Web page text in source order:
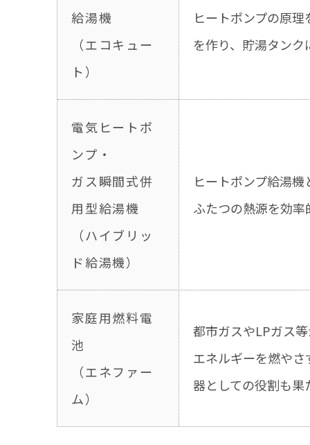
給湯機
（エコキュー
ト）
ヒートポンプの原
を作り、貯湯タン
電気ヒートポ
ンプ・
ガス瞬間式併
用型給湯機
（ハイブリッ
ド給湯機）
ヒートポンプ給湯
ふたつの熱源を効
家庭用燃料電
池
（エネファー
ム）
都市ガスやLPガス
エネルギーを燃や
器としての役割も果